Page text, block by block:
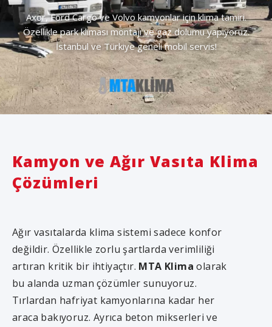
Axor, Ford Cargo ve Volvo kamyonlar için klima tamiri.
Özellikle park kliması montajı ve gaz dolumu yapıyoruz.
İstanbul ve Türkiye geneli mobil servis!
Kamyon ve Ağır Vasıta Klima
Çözümleri
Ağır vasıtalarda klima sistemi sadece konfor
değildir. Özellikle zorlu şartlarda verimliliği
artıran kritik bir ihtiyaçtır. MTA Klima olarak
bu alanda uzman çözümler sunuyoruz.
Tırlardan hafriyat kamyonlarına kadar her
araca bakıyoruz. Ayrıca beton mikserleri ve